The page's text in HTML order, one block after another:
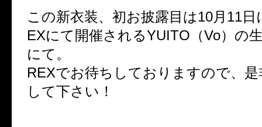
この新衣装、初お披露目は10月11日
EXにて開催されるYUITO（Vo）の
にて。
REXでお待ちしておりますので、
して下さい！